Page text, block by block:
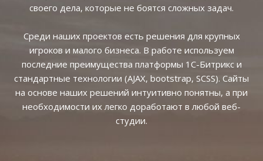
своего дела, которые не боятся сложных задач.
Среди наших проектов есть решения для крупных
игроков и малого бизнеса. В работе используем
последние преимущества платформы 1С-Битрикс и
стандартные технологии (AJAX, bootstrap, SCSS). Сайты
на основе наших решений интуитивно понятны, а при
необходимости их легко доработают в любой веб-
студии.